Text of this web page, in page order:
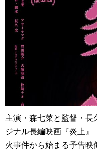
主演・森七菜と監督・長
ジナル長編映画『炎上
火事件から始まる予告